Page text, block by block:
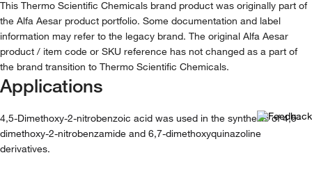
This Thermo Scientific Chemicals brand product was originally part of
the Alfa Aesar product portfolio. Some documentation and label
information may refer to the legacy brand. The original Alfa Aesar
product / item code or SKU reference has not changed as a part of
the brand transition to Thermo Scientific Chemicals.
Applications
4,5-Dimethoxy-2-nitrobenzoic acid was used in the synthesis of 4,5-
dimethoxy-2-nitrobenzamide and 6,7-dimethoxyquinazoline
derivatives.